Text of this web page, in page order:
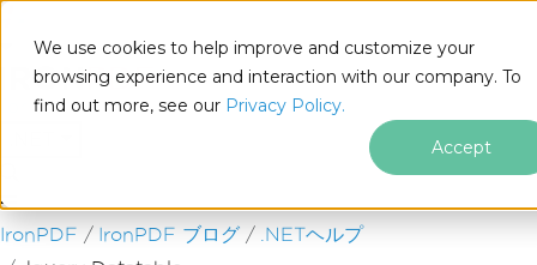
We use cookies to help improve and customize your
browsing experience and interaction with our company. To
find out more, see our Privacy Policy.
Accept
フッターコンテンツにスキップ
IronPDF IronPDF ブログ
.NETヘルプ